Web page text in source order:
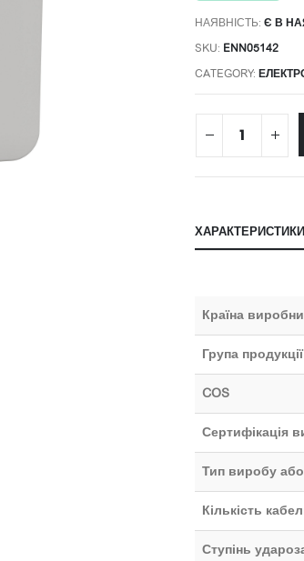
НАЯВНІСТЬ: Є В
SKU: ENN05142
CATEGORY:
ХАРАКТЕРИСТИКИ
Країна
Група продукції
COS
Сертифікація
Тип виробу
Кількість
Ступінь